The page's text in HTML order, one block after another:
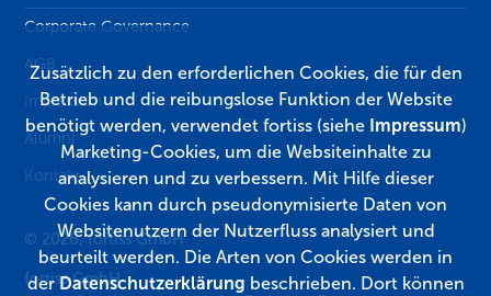
Corporate Governance
AGB
Impressum
Alumni
Kontakt
© 2026, fortiss GmbH
fortiss GmbH
Zusätzlich zu den erforderlichen Cookies, die für den
Betrieb und die reibungslose Funktion der Website
benötigt werden, verwendet fortiss (siehe Impressum)
Marketing-Cookies, um die Websiteinhalte zu
analysieren und zu verbessern. Mit Hilfe dieser
Cookies kann durch pseudonymisierte Daten von
Websitenutzern der Nutzerfluss analysiert und
beurteilt werden. Die Arten von Cookies werden in
derDatenschutzerklärung beschrieben. Dort können